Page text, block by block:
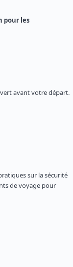
pour les
avant votre départ.
sur la sécurité
de voyage pour